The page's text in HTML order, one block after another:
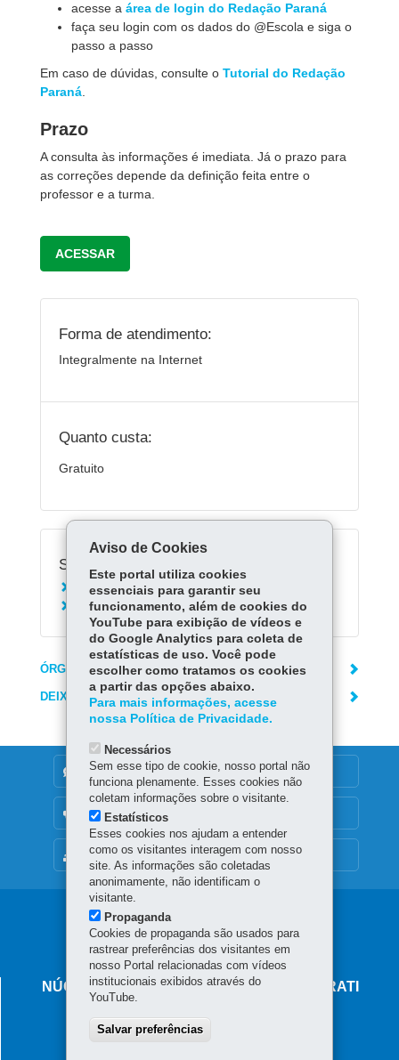
acesse a área de login do Redação Paraná
faça seu login com os dados do @Escola e siga o
passo a passo
Em caso de dúvidas, consulte o Tutorial do Redação
Paraná
Prazo
A consulta às informações é imediata. Já o prazo para
as correções depende da definição feita entre o
professor e a turma.
ACESSAR
Forma de atendimento:
Integralmente na Internet
Quanto custa:
Gratuito
Serviços Relacionados:
Acessar o Aula Paraná
Acessar Escola Digital
ÓRGÃO RESPONSÁVEL
DEIXE SUA OPINIÃO
MAPA DO SITE
DENUNCIE CORRUPÇÃO
OUVIDORIA
Navegação
principal
NÚCLEO REGIONAL DE EDUCAÇÃO DE IRATI
84500-054-Irati-
Aviso de Cookies
Este portal utiliza cookies
essenciais para garantir seu
funcionamento, além de cookies do
YouTube para exibição de vídeos e
do Google Analytics para coleta de
estatísticas de uso. Você pode
escolher como tratamos os cookies
a partir das opções abaixo.
Para mais informações, acesse
nossa Política de Privacidade.
Necessários
Sem esse tipo de cookie, nosso portal não
funciona plenamente. Esses cookies não
coletam informações sobre o visitante.
Estatísticos
Esses cookies nos ajudam a entender
como os visitantes interagem com nosso
site. As informações são coletadas
anonimamente, não identificam o
visitante.
Propaganda
Cookies de propaganda são usados para
rastrear preferências dos visitantes em
nosso Portal relacionadas com vídeos
institucionais exibidos através do
YouTube.
Salvar preferências